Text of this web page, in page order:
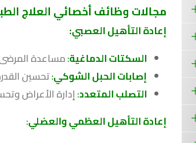
مجالات وظائف أخصائي العلاج
إعادة التأهيل العصبي:
السكتات الدماغية:مساعدة المرضى
إصابات الحبل الشوكي:تحسين
التصلب المتعدد:إدارة الأعراض
إعادة التأهيل العظمي والعضلي: